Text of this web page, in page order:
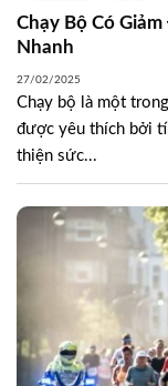
Chạy Bộ Có
Nhanh
27/02/2025
Chạy bộ là một
được yêu thích bởi
thiện sức...